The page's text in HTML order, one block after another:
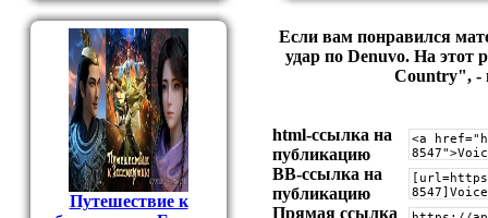
Путешествие к
Если вам понравился
удар по Denuvo. На этот
Country", -
html-cсылка на
публикацию
BB-cсылка на
публикацию
Прямая ссылка